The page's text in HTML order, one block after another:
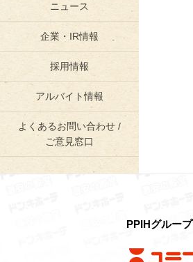
ニュース
企業・IR情報
採用情報
アルバイト情報
よくあるお問い合わせ /
ご意見窓口
PPIHグループ